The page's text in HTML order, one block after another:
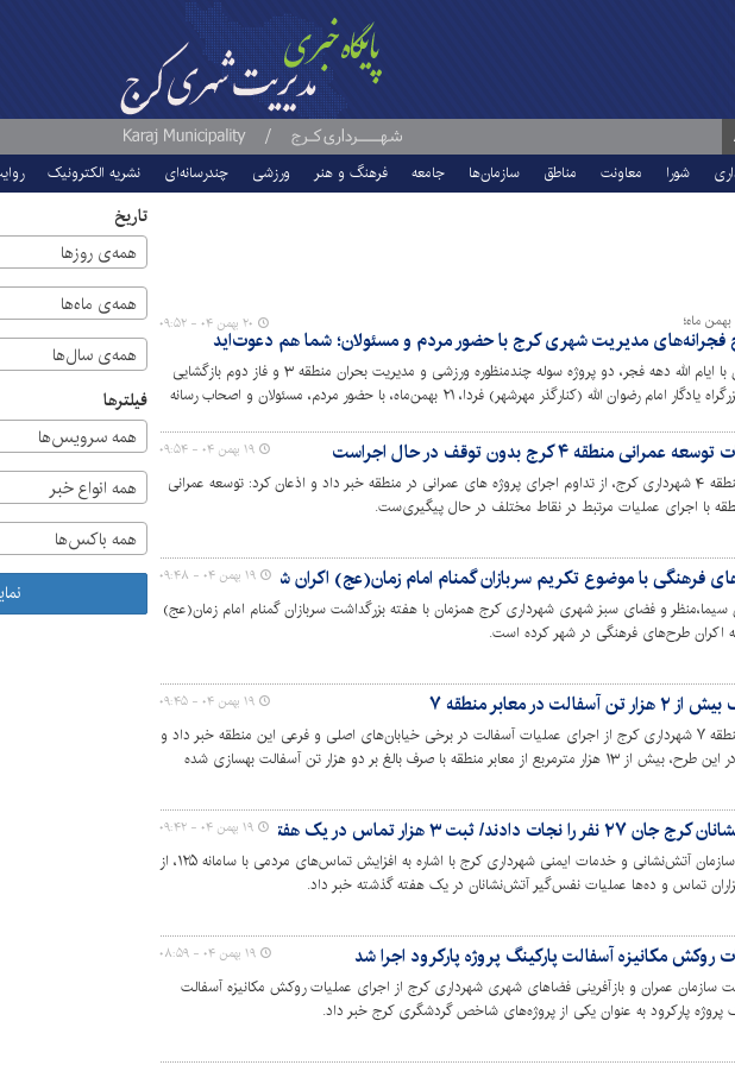
شورا معاونت مناطق سازمان‌ها جامعه فرهنگ و هنر ورزشی چندرسانه‌ای نشریه الکترونیک
فجرانه‌های مدیریت شهری کرج با حضور مردم و مسئولان؛ شما هم دعوت‌اید
همزمان با ایام الله دهه فجر، دو پروژه سوله چندمنظوره ورزشی و مدیریت بحران منطقه ۳ و فاز دوم بازگشایی
ادامه بزرگراه یادگار امام رضوان الله (کنارگذر مهرشهر) فردا، ۲۱ بهمن‌ماه، با حضور مردم، مسئولان و اصحاب رسانه
۲۰ بهمن ۰۴ - ۰۹:۵۲
عمرانی منطقه ۴ کرج بدون توقف در حال اجراست
مدیر منطقه ۴ شهرداری کرج، از تداوم اجرای پروژه های عمرانی در منطقه خبر داد و اذعان کرد: توسعه عمرانی
با اجرای عملیات مرتبط در نقاط مختلف در حال پیگیری‌ست.
۱۹ بهمن ۰۴ - ۰۹:۵۴
فرهنگی با موضوع تکریم سربازان گمنام امام زمان(عج) اکران شد
سیما،منظر و فضای سبز شهری شهرداری کرج همزمان با هفته بزرگداشت سربازان گمنام امام زمان(عج)
اکران طرح‌های فرهنگی در شهر کرده است.
۱۹ بهمن ۰۴ - ۰۹:۴۸
آسفالت در معابر منطقه ۷
مدیر منطقه ۷ شهرداری کرج از اجرای عملیات آسفالت در برخی خیابان‌های اصلی و فرعی این منطقه خبر داد و
گفت: در این طرح، بیش از ۱۳ هزار مترمربع از معابر منطقه با صرف بالغ بر دو هزار تن آسفالت بهسازی شده
۱۹ بهمن ۰۴ - ۰۹:۴۵
نفر را نجات دادند/ ثبت ۳ هزار تماس در یک هفته
رئیس سازمان آتش‌نشانی و خدمات ایمنی شهرداری کرج با اشاره به افزایش تماس‌های مردمی با سامانه ۱۲۵، از
تماس و ده‌ها عملیات نفس‌گیر آتش‌نشانان در یک هفته گذشته خبر داد.
۱۹ بهمن ۰۴ - ۰۹:۴۲
روکش مکانیزه آسفالت پارکینگ پروژه پارکرود اجرا شد
سازمان عمران و بازآفرینی فضاهای شهری شهرداری کرج از اجرای عملیات روکش مکانیزه آسفالت
پروژه پارکرود به عنوان یکی از پروژه‌های شاخص گردشگری کرج خبر داد.
۱۹ بهمن ۰۴ - ۰۸:۵۹
تاریخ
همه‌ی روزها
همه‌ی ماه‌ها
همه‌ی سال‌ها
فیلترها
همه سرویس‌ها
همه انواع خبر
همه باکس‌ها